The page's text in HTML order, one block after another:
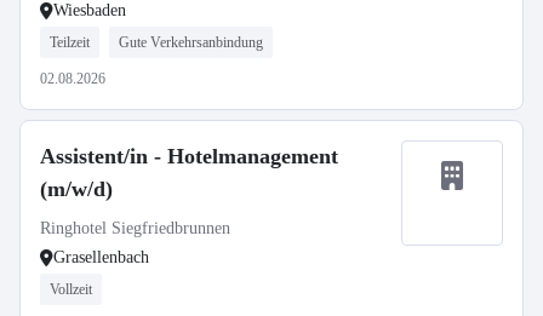
Wiesbaden
Teilzeit Gute Verkehrsanbindung
02.08.2026
Assistent/in - Hotelmanagement
(m/w/d)
Ringhotel Siegfriedbrunnen
Grasellenbach
Vollzeit